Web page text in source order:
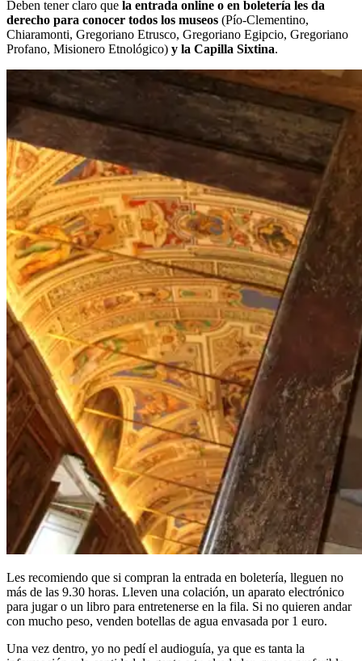
Deben tener claro que la entrada online o en boletería les da
derecho para conocer todos los museos (Pío-Clementino,
Chiaramonti, Gregoriano Etrusco, Gregoriano Egipcio, Gregoriano
Profano, Misionero Etnológico) y la Capilla Sixtina.
Les recomiendo que si compran la entrada en boletería, lleguen no
más de las 9.30 horas. Lleven una colación, un aparato electrónico
para jugar o un libro para entretenerse en la fila. Si no quieren andar
con mucho peso, venden botellas de agua envasada por 1 euro.
Una vez dentro, yo no pedí el audioguía, ya que es tanta la